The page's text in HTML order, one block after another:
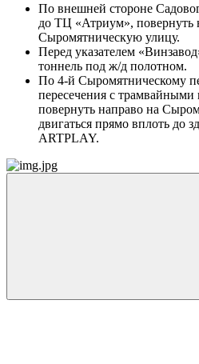
По внешней стороне
до ТЦ «Атриум»,
Сыромятническую улицу.
Перед указателем
тоннель под ж/д полотном.
По 4-й Сыромятническому
пересечения с трамвайными
повернуть направо на
двигаться прямо вплоть до
ARTPLAY.